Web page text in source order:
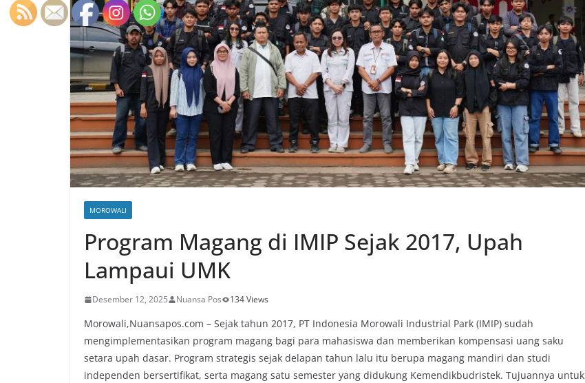
MOROWALI
Program Magang di IMIP Sejak 2017, Upah
Lampaui UMK
Desember 12, 2025 Nuansa Pos 134 Views
Morowali,Nuansapos.com – Sejak tahun 2017, PT Indonesia Morowali Industrial Park (IMIP) sudah
mengimplementasikan program magang bagi para mahasiswa dan memberikan kompensasi uang saku
setara upah dasar. Program strategis sejak delapan tahun lalu itu berupa magang mandiri dan studi
independen bersertifikat, serta magang satu semester yang didukung Kemendikbudristek. Tujuannya untuk